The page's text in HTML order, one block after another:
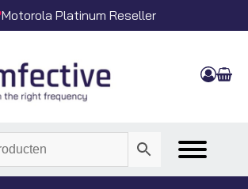
Motorola Platinum Reseller